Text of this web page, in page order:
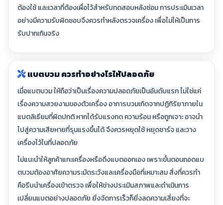
ต้องใช้ และเวลาที่ต้องเผื่อไว้สำหรับทดสอบหลังซ่อม การประเมินเวลา
อย่างมีความรับผิดชอบจึงควรทำหลังตรวจเครื่อง เพื่อไม่ให้เป็นการ
รับปากเกินจริง
แบตบวม ควรทำอย่างไรให้ปลอดภัย
เมื่อแบตบวม ให้ถือว่าเป็นเรื่องความปลอดภัยเป็นอันดับแรก ไม่ใช่แค่
เรื่องความสวยงามของตัวเครื่อง อาการบวมเกิดจากปฏิกิริยาภายใน
แบตลิเธียมที่ผิดปกติ หากได้รับแรงกด ความร้อน หรือถูกเจาะ อาจนำ
ไปสู่ความเสียหายที่รุนแรงขึ้นได้ จึงควรหยุดใช้ หยุดชาร์จ และวาง
เครื่องไว้ในที่ปลอดภัย
ไม่แนะนำให้ลูกค้าแกะเครื่องหรือดึงแบตออกเอง เพราะขั้นตอนถอดแบ
ตบวมต้องอาศัยความระมัดระวังและเครื่องมือที่เหมาะสม สิ่งที่ควรทำ
คือรีบนำเครื่องเข้าตรวจ เพื่อให้ช่างประเมินสภาพและดำเนินการ
เปลี่ยนแบตอย่างปลอดภัย ยิ่งจัดการเร็วก็ยิ่งลดความเสี่ยงที่จะ